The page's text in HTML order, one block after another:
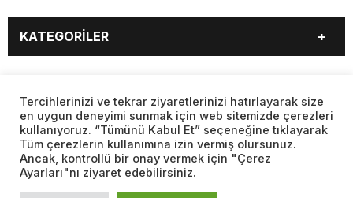
KATEGORİLER
EĞİTİM
SAĞLIK
YAŞAM
SPOR
MAGAZİN
KÜLTÜR SANAT
TEKNOLOJİ
DÜNYA
SAYFALAR
BURÇLAR
CANLI BORSA
CANLI SONUÇLAR
CANLI TV
FİKSTÜR
FİRMA EKLE
Web sitemizde yer alan haber içerikleri izin alınmadan,
kaynak gösterilerek dahi iktibas edilemez. Kanuna aykırı ve
izinsiz olarak kopyalanamaz, başka yerde yayınlanamaz.
Tercihlerinizi ve tekrar ziyaretlerinizi hatırlayarak size
en uygun deneyimi sunmak için web sitemizde çerezleri
kullanıyoruz. “Tümünü Kabul Et” seçeneğine tıklayarak
Tüm çerezlerin kullanımına izin vermiş olursunuz.
Ancak, kontrollü bir onay vermek için "Çerez
Ayarları"nı ziyaret edebilirsiniz.